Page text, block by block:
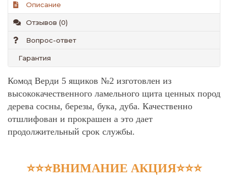
Описание
Отзывов (0)
Вопрос-ответ
Гарантия
Комод Верди 5 ящиков №2 изготовлен из
высококачественного ламельного щита ценных пород
дерева сосны, березы, бука, дуба. Качественно
отшлифован и прокрашен а это дает
продолжительный срок службы.
⭐⭐⭐ВНИМАНИЕ АКЦИЯ⭐⭐⭐